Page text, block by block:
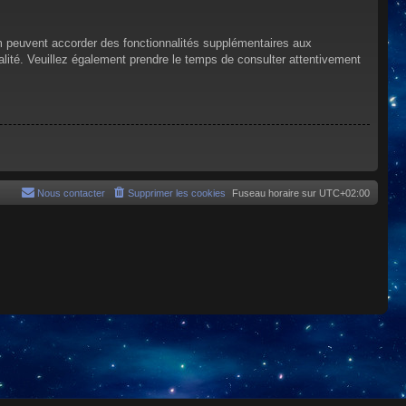
accorder des fonctionnalités supplémentaires aux
Veuillez également prendre le temps de consulter attentivement
Fuseau horaire sur UTC+02:00
Supprimer les cookies
Nous contacter